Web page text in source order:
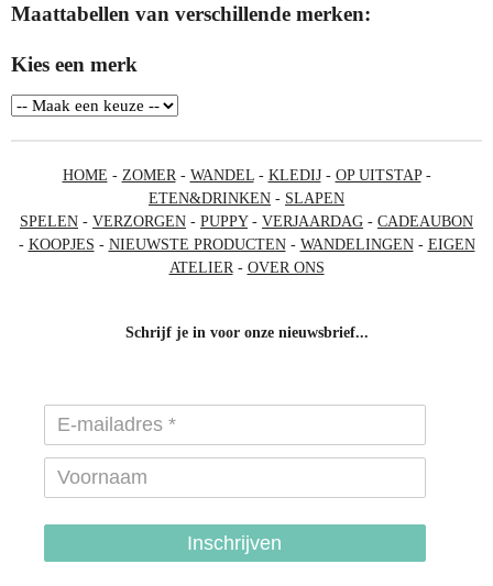
Maattabellen van verschillende merken:
Kies een merk
HOME - ZOMER - WANDEL- KLEDIJ- OP UITSTAP-
ETEN&DRINKEN - SLAPEN
SPELEN - VERZORGEN - PUPPY- VERJAARDAG - CADEAUBON
- KOOPJES - NIEUWSTE PRODUCTEN- WANDELINGEN- EIGEN
ATELIER - OVER ONS
Schrijf je in voor onze nieuwsbrief...
Inschrijven